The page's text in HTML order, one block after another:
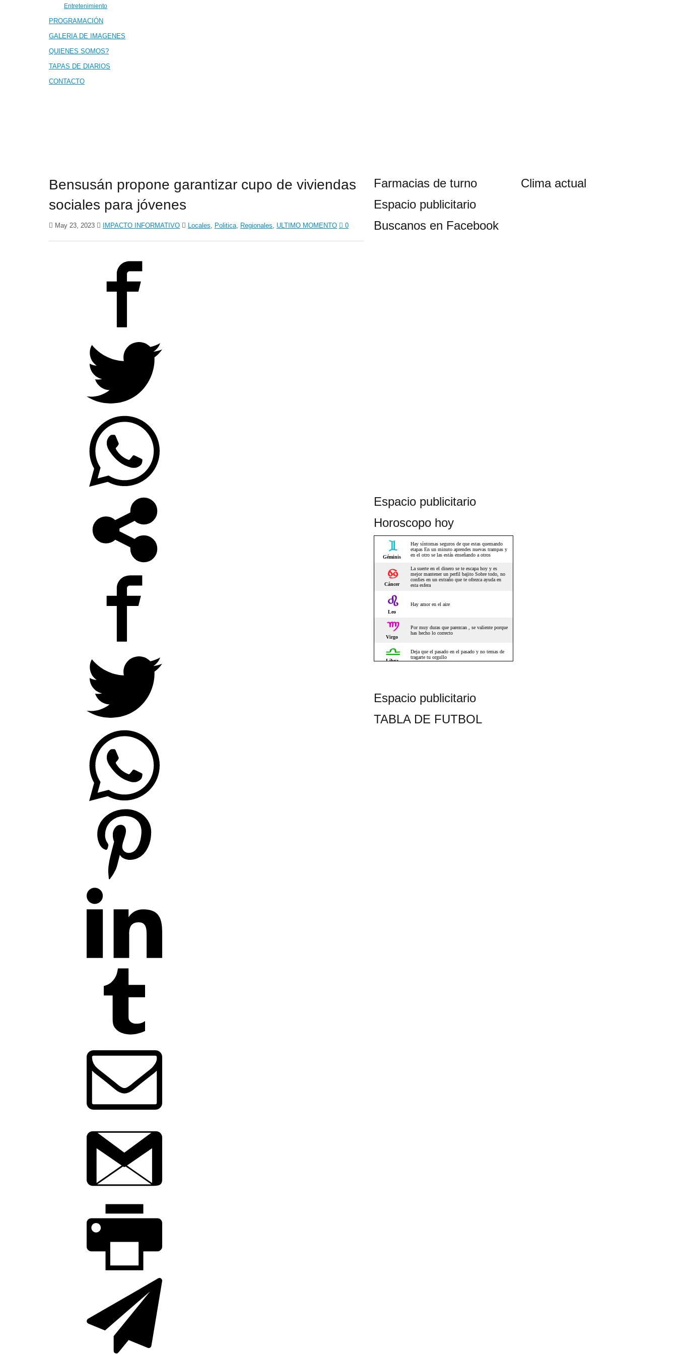
Entretenimiento
PROGRAMACIÓN
GALERIA DE IMAGENES
QUIENES SOMOS?
TAPAS DE DIARIOS
CONTACTO
Bensusán propone garantizar cupo de viviendas
sociales para jóvenes
May 23, 2023 IMPACTO INFORMATIVO Locales, Politica, Regionales, ULTIMO MOMENTO 0
Farmacias de turno
Espacio publicitario
Buscanos en Facebook
Espacio publicitario
Horoscopo hoy
Espacio publicitario
TABLA DE FUTBOL
Clima actual